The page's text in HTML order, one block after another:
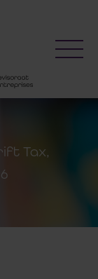
Tax,